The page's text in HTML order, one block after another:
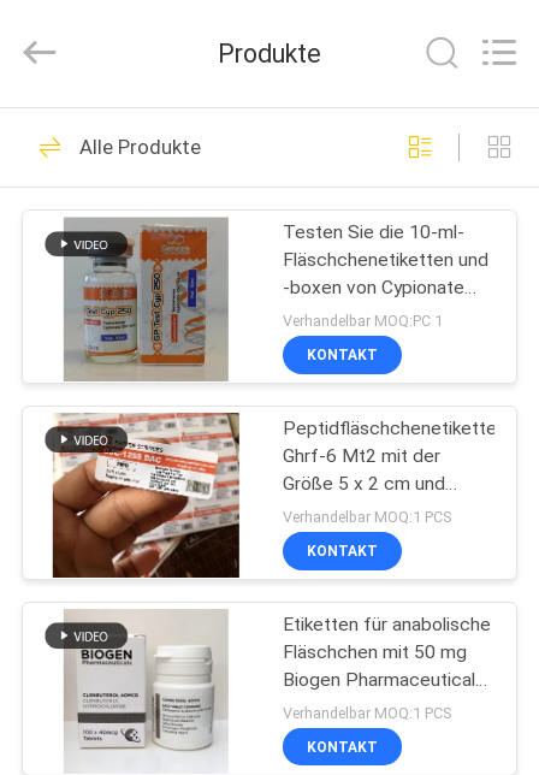
HAUS
PRODUKTE
FABRIK-
AUSFLUG
QUALITÄTSKONTROLLE
TRETEN
SIE
UNS
Reserved.
Glasphiolen-
Aufkleber
301
Etiketten der
Durchstechflaschen
253
Aufkleber der
Phiolen-10mL
139
Produkte
Alle Produkte
Testen Sie die 10-ml-
Fläschchenetiketten und
-boxen von Cypionate
Pharmaceuticals
Verhandelbar MOQ:PC 1
KONTAKT
Peptidfläschchenetiketten
Ghrf-6 Mt2 mit der
Größe 5 x 2 cm und
passenden Boxen
Verhandelbar MOQ:1 PCS
KONTAKT
Etiketten für anabolische
Fläschchen mit 50 mg
Biogen Pharmaceuticals,
individuell gestaltet
Verhandelbar MOQ:1 PCS
KONTAKT